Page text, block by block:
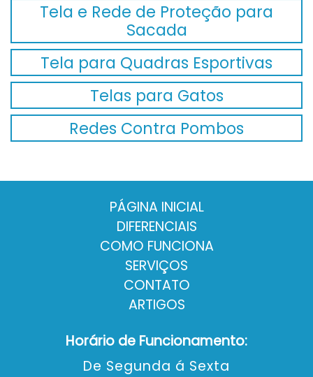
Tela e Rede de Proteção para
Sacada
Tela para Quadras Esportivas
Telas para Gatos
Redes Contra Pombos
PÁGINA INICIAL
DIFERENCIAIS
COMO FUNCIONA
SERVIÇOS
CONTATO
ARTIGOS
Horário de Funcionamento:
De Segunda á Sexta